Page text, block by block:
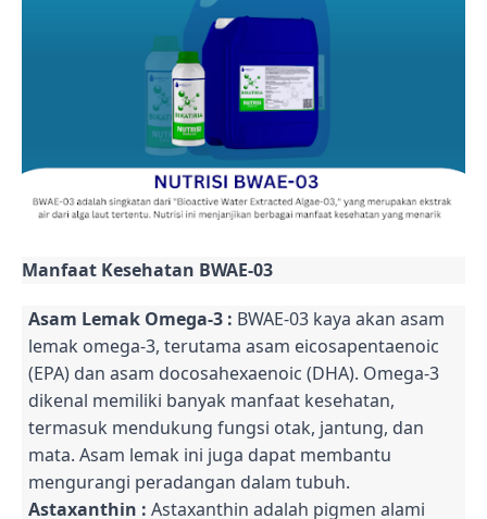
Manfaat Kesehatan BWAE-03
Asam Lemak Omega-3 : BWAE-03 kaya akan asam
lemak omega-3, terutama asam eicosapentaenoic
(EPA) dan asam docosahexaenoic (DHA). Omega-3
dikenal memiliki banyak manfaat kesehatan,
termasuk mendukung fungsi otak, jantung, dan
mata. Asam lemak ini juga dapat membantu
mengurangi peradangan dalam tubuh.
Astaxanthin : Astaxanthin adalah pigmen alami